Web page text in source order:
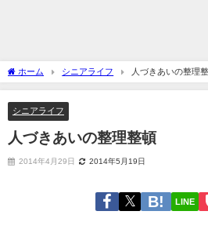
ホーム シニアライフ 人づきあいの整理
シニアライフ
人づきあいの整理整頓
2014年4月29日 2014年5月19日
LINE